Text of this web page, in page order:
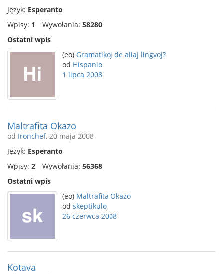
Język: Esperanto
Wpisy: 1 Wywołania: 58280
Ostatni wpis
(eo) Gramatikoj de aliaj lingvoj?
od Hispanio
1 lipca 2008
Maltrafita Okazo
od Ironchef, 20 maja 2008
Język: Esperanto
Wpisy: 2 Wywołania: 56368
Ostatni wpis
(eo) Maltrafita Okazo
od skeptikulo
26 czerwca 2008
Kotava